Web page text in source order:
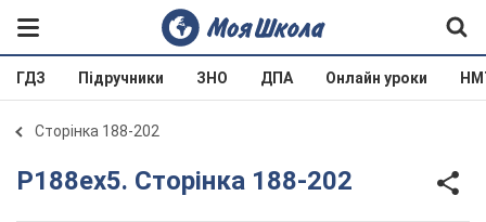
ГДЗ Підручники ЗНО ДПА Онлайн уроки
Сторінка 188-202
p188ex5. Сторінка 188-202